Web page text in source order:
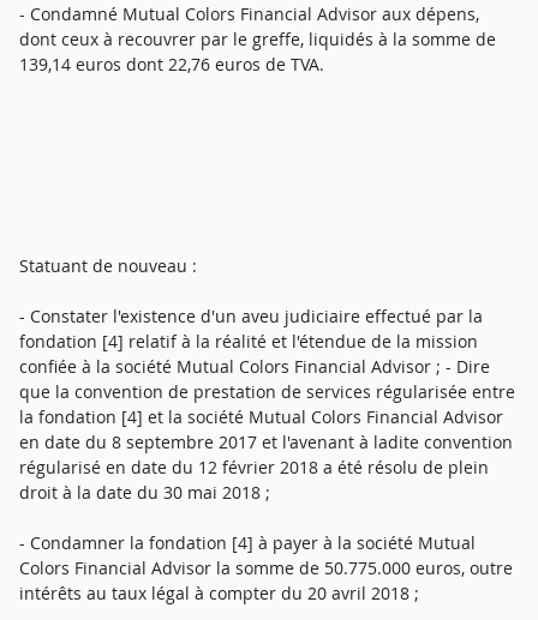
- Condamné Mutual Colors Financial Advisor aux dépens,
dont ceux à recouvrer par le greffe, liquidés à la somme de
139,14 euros dont 22,76 euros de TVA.
Statuant de nouveau :
- Constater l'existence d'un aveu judiciaire effectué par la
fondation [4] relatif à la réalité et l'étendue de la mission
confiée à la société Mutual Colors Financial Advisor ; - Dire
que la convention de prestation de services régularisée entre
la fondation [4] et la société Mutual Colors Financial Advisor
en date du 8 septembre 2017 et l'avenant à ladite convention
régularisé en date du 12 février 2018 a été résolu de plein
droit à la date du 30 mai 2018 ;
- Condamner la fondation [4] à payer à la société Mutual
Colors Financial Advisor la somme de 50.775.000 euros, outre
intérêts au taux légal à compter du 20 avril 2018 ;